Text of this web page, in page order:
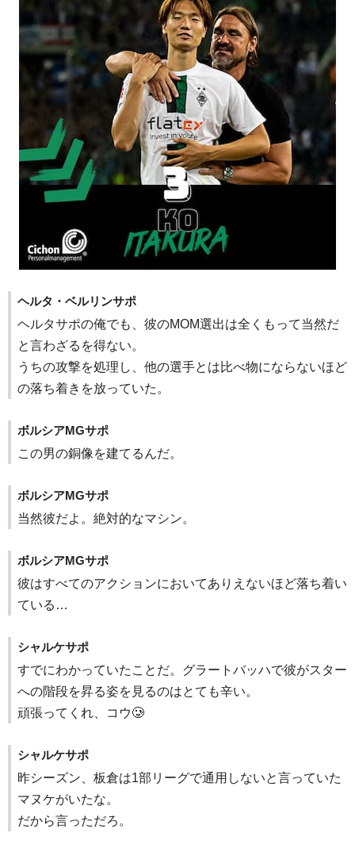
ヘルタ・ベルリンサポ
ヘルタサポの俺でも、彼のMOM選出は全くもって当然だ
と言わざるを得ない。
うちの攻撃を処理し、他の選手とは比べ物にならないほど
の落ち着きを放っていた。
ボルシアMGサポ
この男の銅像を建てるんだ。
ボルシアMGサポ
当然彼だよ。絶対的なマシン。
ボルシアMGサポ
彼はすべてのアクションにおいてありえないほど落ち着い
ている…
シャルケサポ
すでにわかっていたことだ。グラートバッハで彼がスター
への階段を昇る姿を見るのはとても辛い。
頑張ってくれ、コウ🥲
シャルケサポ
昨シーズン、板倉は1部リーグで通用しないと言っていた
マヌケがいたな。
だから言っただろ。